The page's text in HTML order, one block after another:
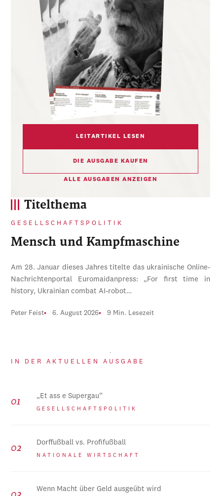
Titelthema
GESELLSCHAFTSPOLITIK
Mensch und Kampfmaschine
Am 28. Januar dieses Jahres titelte das ukrainische Online-
Nachrichtenportal Euromaidanpress: „For first time in
history, Ukrainian combat AI-robot…
Peter Feist 6. August 2026 9 Min. Lesezeit
IN DER AKTUELLEN AUSGABE
„Et ass e Supergau“
GESELLSCHAFTSPOLITIK
Dorffußball vs. Profifußball
NATIONALE WIRTSCHAFT
Wenn Macht über Geld ausgeübt wird
LEITARTIKEL LESEN
DIE AUSGABE KAUFEN
ALLE AUSGABEN ANZEIGEN